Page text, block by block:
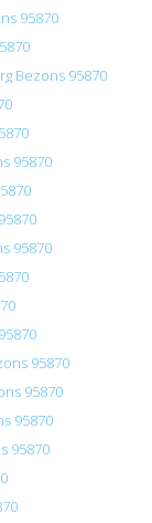
95870
Bezons 95870
95870
95870
95870
95870
95870
95870